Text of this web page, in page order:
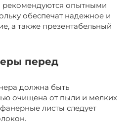
рекомендуются опытными
обеспечат надежное и
а также презентабельный
перед
должна быть
очищена от пыли и мелких
листы следует